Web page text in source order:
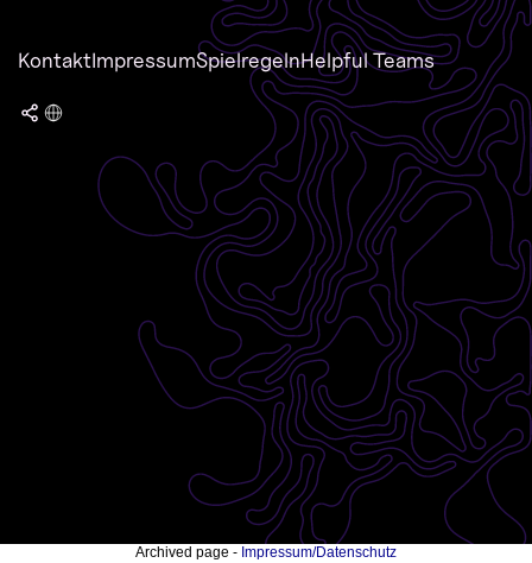
KontaktImpressumSpielregelnHelpful Teams
Archived page - Impressum/Datenschutz